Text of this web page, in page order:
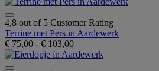
4,8 out of 5 Customer Rating
Terrine met Pers in Aardewerk
€ 75,00 - € 103,00